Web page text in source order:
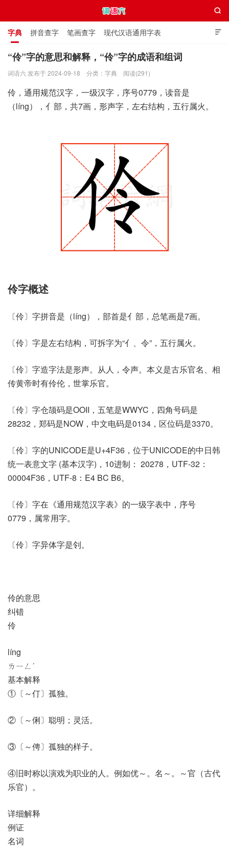

字典 拼音查字 笔画查字 现代汉语通用字表
通用规范汉字表 叠字大全 独体字大全 极简英语词典

“伶”字的意思和解释，“伶”字的成语和组词
词语六 发布于 2024-09-18 分类： 字典 阅读(291)
伶，通用规范汉字，一级汉字，序号0779，读音是
（líng），亻部，共7画，形声字，左右结构，五行属火。
伶字概述
〔伶〕字拼音是（líng），部首是亻部，总笔画是7画。
〔伶〕字是左右结构，可拆字为“亻、令”，五行属火。
〔伶〕字造字法是形声。从人，令声。本义是古乐官名、相
传黄帝时有伶伦，世掌乐官。
〔伶〕字仓颉码是OOII，五笔是WWYC，四角号码是
28232，郑码是NOW，中文电码是0134，区位码是3370。
〔伶〕字的UNICODE是U+4F36，位于UNICODE的中日韩
统一表意文字 (基本汉字)，10进制： 20278，UTF-32：
00004F36，UTF-8：E4 BC B6。
〔伶〕字在《通用规范汉字表》的一级字表中，序号
0779，属常用字。
〔伶〕字异体字是刢。
伶的意思
纠错
伶
líng
ㄌㄧㄥˊ
基本解释
①〔～仃〕孤独。
②〔～俐〕聪明；灵活。
③〔～俜〕孤独的样子。
④旧时称以演戏为职业的人。例如优～。名～。～官（古代
乐官）。
详细解释
例证
名词